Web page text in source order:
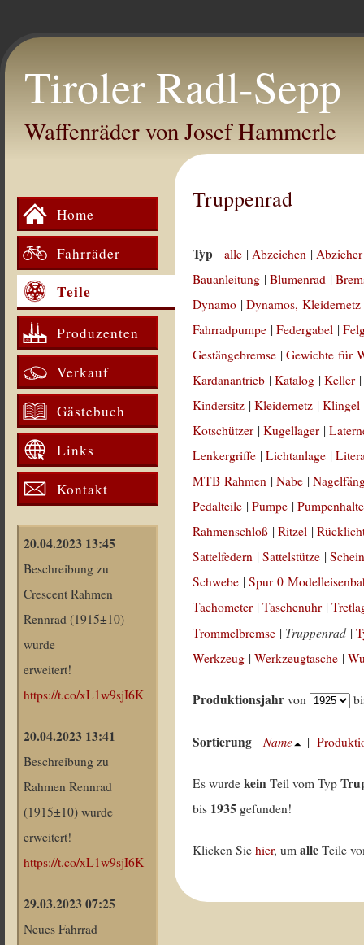
Tiroler Radl-Sepp
Waffenräder von Josef Hammerle
Home
Fahrräder
Teile
Produzenten
Verkauf
Gästebuch
Links
Kontakt
20.04.2023 13:45
Beschreibung zu
Crescent Rahmen
Rennrad (1915±10)
wurde
erweitert!
https://t.co/xL1w9sjI6K
20.04.2023 13:41
Beschreibung zu
Rahmen Rennrad
(1915±10) wurde
erweitert!
https://t.co/xL1w9sjI6K
29.03.2023 07:25
Neues Fahrrad
Truppenrad
Typ alle |Abzeichen |
Bauanleitung |Blumenrad |
Dynamo |Dynamos, Kleidernetz
Fahrradpumpe |Federgabel |
Gestängebremse |Gewichte für
Kardanantrieb |Katalog |Keller
Kindersitz |Kleidernetz |Klingel
Kotschützer |Kugellager |
Lenkergriffe |Lichtanlage |
MTB Rahmen |Nabe |
Pedalteile |Pumpe |
Rahmenschloß |Ritzel |
Sattelfedern |Sattelstütze |
Schwebe |Spur 0
Tachometer |Taschenuhr |
Trommelbremse | Truppenrad |
Werkzeug |Werkzeugtasche |
Produktionsjahr von
Sortierung Name |
Es wurdekein Teil vom Typ
bis 1935 gefunden!
Klicken Siehier, umalle Teile